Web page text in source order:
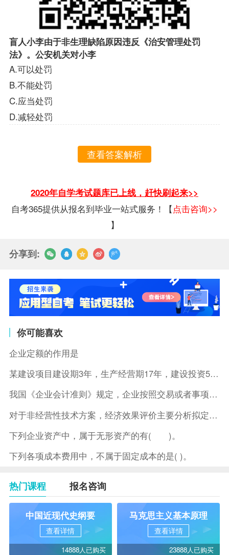
盲人小李由于非生理缺陷原因违反《治安管理处罚
法》。公安机关对小李
A.可以处罚
B.不能处罚
C.应当处罚
D.减轻处罚
查看答案解析
2020年自学考试题库已上线，赶快刷起来>>
自考365提供从报名到毕业一站式服务！【点击咨询>>
】
分享到:
你可能喜欢
企业定额的作用是
某建设项目建设期3年，生产经营期17年，建设投资5500万元
我国《企业会计准则》规定，企业按照交易或者事项的经济特征确定
对于非经营性技术方案，经济效果评价主要分析拟定方案的( )。
下列企业资产中，属于无形资产的有( )。
下列各项成本费用中，不属于固定成本的是( )。
热门课程 报名咨询
中国近现代史纲要
查看详情
14888人已购买
马克思主义基本原理
查看详情
23888人已购买